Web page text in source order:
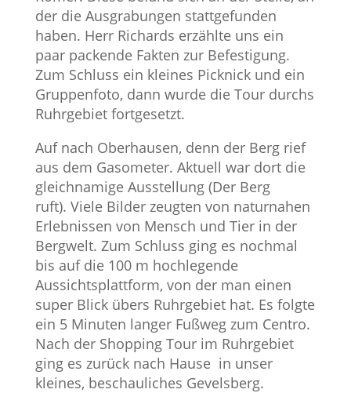
der die Ausgrabungen stattgefunden
haben. Herr Richards erzählte uns ein
paar packende Fakten zur Befestigung.
Zum Schluss ein kleines Picknick und ein
Gruppenfoto, dann wurde die Tour durchs
Ruhrgebiet fortgesetzt.
Auf nach Oberhausen, denn der Berg rief
aus dem Gasometer. Aktuell war dort die
gleichnamige Ausstellung (Der Berg
ruft). Viele Bilder zeugten von naturnahen
Erlebnissen von Mensch und Tier in der
Bergwelt. Zum Schluss ging es nochmal
bis auf die 100 m hochlegende
Aussichtsplattform, von der man einen
super Blick übers Ruhrgebiet hat. Es folgte
ein 5 Minuten langer Fußweg zum Centro.
Nach der Shopping Tour im Ruhrgebiet
ging es zurück nach Hause in unser
kleines, beschauliches Gevelsberg.